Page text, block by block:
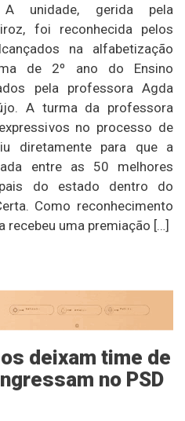
A unidade, gerida pela
foi reconhecida pelos
na alfabetização
de 2º ano do Ensino
pela professora Agda
A turma da professora
no processo de
diretamente para que a
entre as 50 melhores
do estado dentro do
Como reconhecimento
recebeu uma premiação […]
deixam time de
no PSD